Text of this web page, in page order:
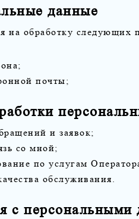
данные
на обработку следующих
почты;
и заявок;
со мной;
по услугам
обслуживания.
с